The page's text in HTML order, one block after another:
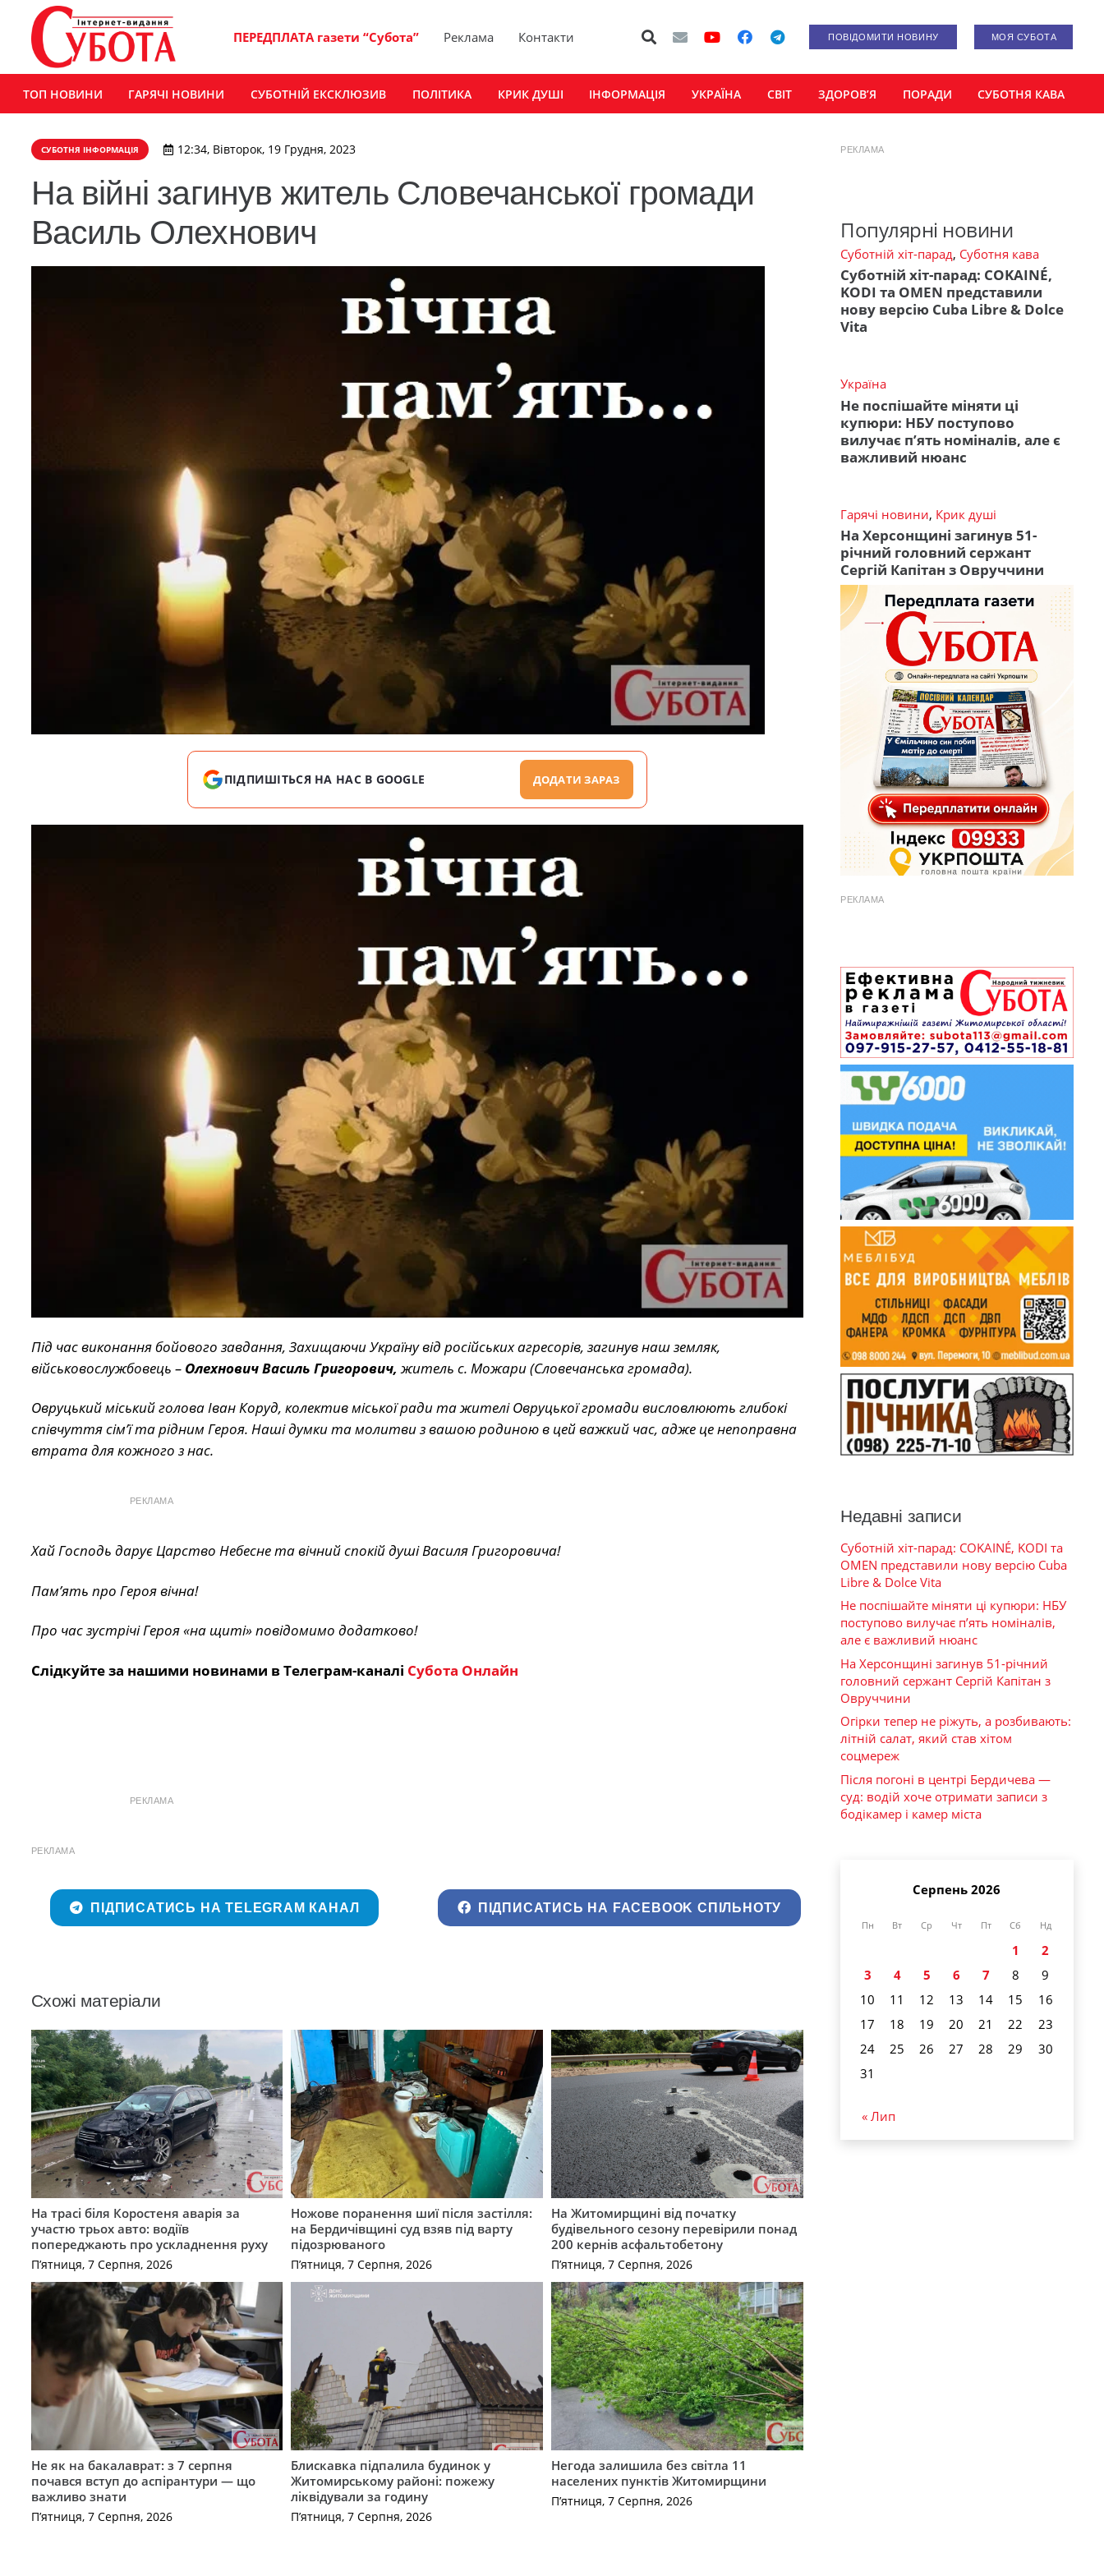
ПЕРЕДПЛАТА газети “Субота” Реклама Контакти ПОВІДОМИТИ НОВИНУ МОЯ СУБОТА
ТОП НОВИНИ ГАРЯЧІ НОВИНИ СУБОТНІЙ ЕКСКЛЮЗИВ ПОЛІТИКА КРИК ДУШІ ІНФОРМАЦІЯ УКРАЇНА СВІТ ЗДОРОВ’Я ПОРАДИ СУБОТНЯ КАВА
СУБОТНЯ ІНФОРМАЦІЯ 12:34, Вівторок, 19 Грудня, 2023
На війні загинув житель Словечанської громади
Василь Олехнович
ПІДПИШІТЬСЯ НА НАС В GOOGLE ДОДАТИ ЗАРАЗ
Під час виконання бойового завдання, Захищаючи Україну від російських агресорів, загинув наш земляк,
військовослужбовець – Олехнович Василь Григорович, житель с. Можари (Словечанська громада).
Овруцький міський голова Іван Коруд, колектив міської ради та жителі Овруцької громади висловлюють глибокі
співчуття сім’ї та рідним Героя. Наші думки та молитви з вашою родиною в цей важкий час, адже це непоправна
втрата для кожного з нас.
РЕКЛАМА
Хай Господь дарує Царство Небесне та вічний спокій душі Василя Григоровича!
Пам’ять про Героя вічна!
Про час зустрічі Героя «на щиті» повідомимо додатково!
Слідкуйте за нашими новинами в Телеграм-каналі Субота Онлайн
РЕКЛАМА
РЕКЛАМА
ПІДПИСАТИСЬ НА TELEGRAM КАНАЛ ПІДПИСАТИСЬ НА FACEBOOK СПІЛЬНОТУ
Схожі матеріали
На трасі біля Коростеня аварія за
участю трьох авто: водіїв
попереджають про ускладнення руху
П’ятниця, 7 Серпня, 2026
Ножове поранення шиї після застілля:
на Бердичівщині суд взяв під варту
підозрюваного
П’ятниця, 7 Серпня, 2026
На Житомирщині від початку
будівельного сезону перевірили понад
200 кернів асфальтобетону
П’ятниця, 7 Серпня, 2026
Не як на бакалаврат: з 7 серпня
почався вступ до аспірантури — що
важливо знати
П’ятниця, 7 Серпня, 2026
Блискавка підпалила будинок у
Житомирському районі: пожежу
ліквідували за годину
П’ятниця, 7 Серпня, 2026
Негода залишила без світла 11
населених пунктів Житомирщини
П’ятниця, 7 Серпня, 2026
РЕКЛАМА
Популярні новини
Суботній хіт-парад, Суботня кава
Суботній хіт-парад: COKAINÉ,
KODI та OMEN представили
нову версію Cuba Libre & Dolce
Vita
Україна
Не поспішайте міняти ці
купюри: НБУ поступово
вилучає п’ять номіналів, але є
важливий нюанс
Гарячі новини, Крик душі
На Херсонщині загинув 51-
річний головний сержант
Сергій Капітан з Овруччини
РЕКЛАМА
Недавні записи
Суботній хіт-парад: COKAINÉ, KODI та
OMEN представили нову версію Cuba
Libre & Dolce Vita
Не поспішайте міняти ці купюри: НБУ
поступово вилучає п’ять номіналів,
але є важливий нюанс
На Херсонщині загинув 51-річний
головний сержант Сергій Капітан з
Овруччини
Огірки тепер не ріжуть, а розбивають:
літній салат, який став хітом
соцмереж
Після погоні в центрі Бердичева —
суд: водій хоче отримати записи з
бодікамер і камер міста
Серпень 2026
Пн Вт Ср Чт Пт Сб Нд
1
2
3
4 5 6 7 8
9
10
11 12 13 14 15
16
17
18 19 20 21 22
23
24
25 26 27 28 29
30
31
« Лип